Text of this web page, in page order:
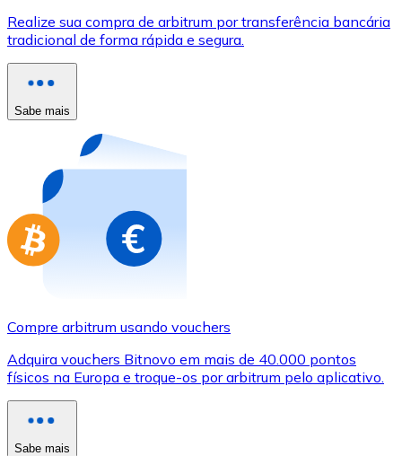
Use cartões Visa e Mastercard para comprar
Comprar com cartão
Compre cartões-presente das suas marcas favoritas
Ir para a loja de cartões-presente
Realize sua compra de arbitrum por transferência bancária
tradicional de forma rápida e segura.
Sabe mais
Compre arbitrum usando vouchers
Adquira vouchers Bitnovo em mais de 40.000 pontos
físicos na Europa e troque-os por arbitrum pelo aplicativo.
Sabe mais